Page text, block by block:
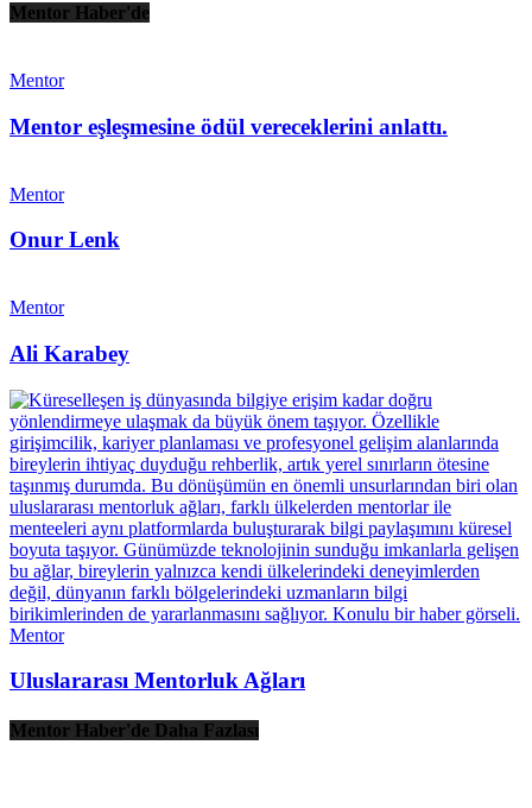
Mentor Haber'de
Mentor
Mentor eşleşmesine ödül vereceklerini anlattı.
Mentor
Onur Lenk
Mentor
Ali Karabey
Mentor
Uluslararası Mentorluk Ağları
Mentor Haber'de Daha Fazlası